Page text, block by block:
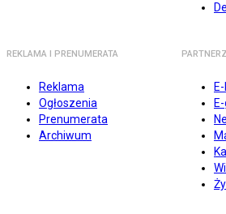
REKLAMA I PRENUMERATA
Reklama
Ogłoszenia
Prenumerata
Archiwum